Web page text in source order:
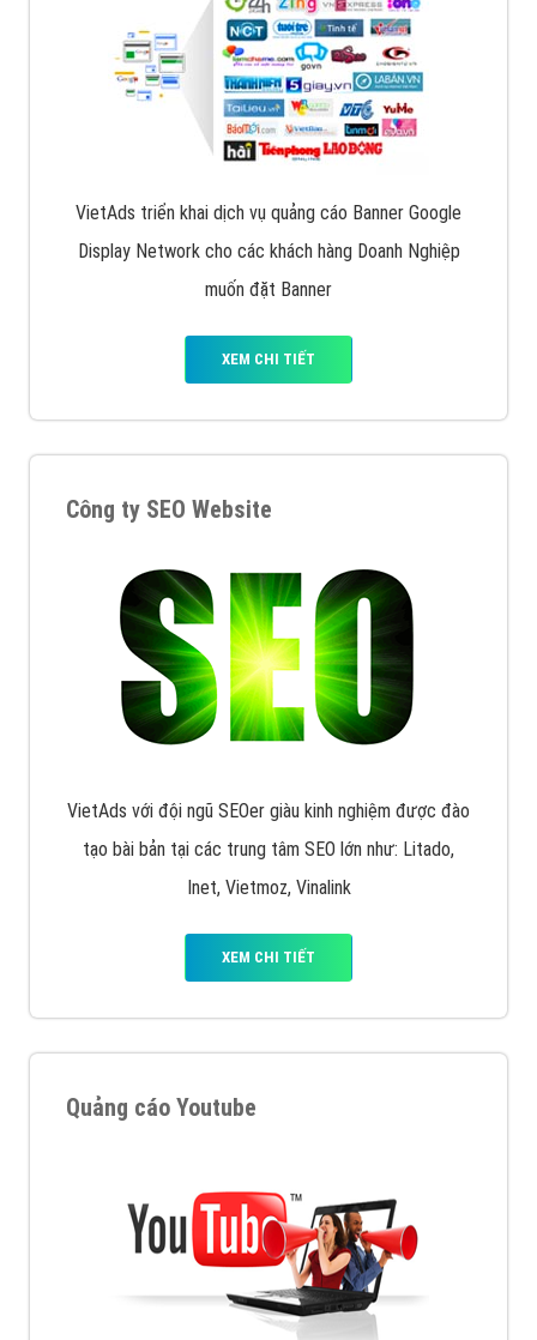
VietAds triển khai dịch vụ quảng cáo Banner Google
Display Network cho các khách hàng Doanh Nghiệp
muốn đặt Banner
XEM CHI TIẾT
Công ty SEO Website
VietAds với đội ngũ SEOer giàu kinh nghiệm được đào
tạo bài bản tại các trung tâm SEO lớn như: Litado,
Inet, Vietmoz, Vinalink
XEM CHI TIẾT
Quảng cáo Youtube